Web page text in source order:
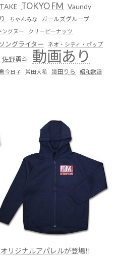
TOKYO FM Vaundy
ちゃんみな ガールズグループ
ングヌー クリーピーナッツ
ングライター ネオ・シティ・ポップ
佐野勇斗 動画あり
今日子 常田大希 幾田りら 昭和歌謡
リジナルアパレルが登場!!